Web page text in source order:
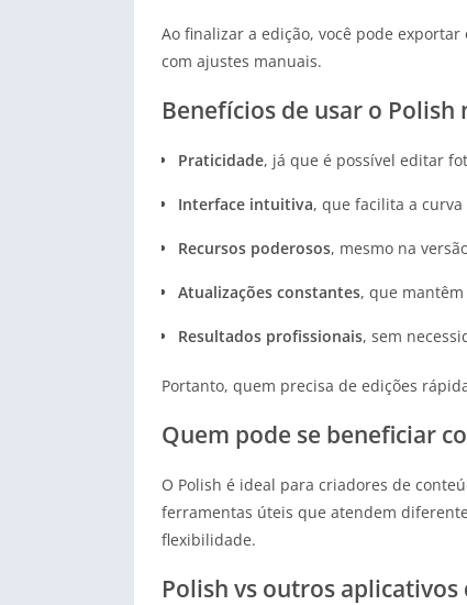
Ao finalizar a edição, você pode
com ajustes manuais.
Benefícios de usar o Polish
Praticidade, já que é possível editar
Interface intuitiva, que facilita a
Recursos poderosos, mesmo na
Atualizações constantes, que
Resultados profissionais, sem
Portanto, quem precisa de edições
Quem pode se beneficiar
O Polish é ideal para criadores de
ferramentas úteis que atendem
flexibilidade.
Polish vs outros aplicativos